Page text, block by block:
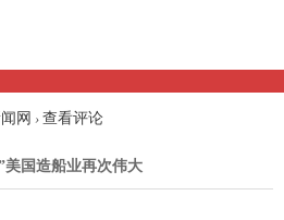
网 › 查看评论
美国造船业再次伟大